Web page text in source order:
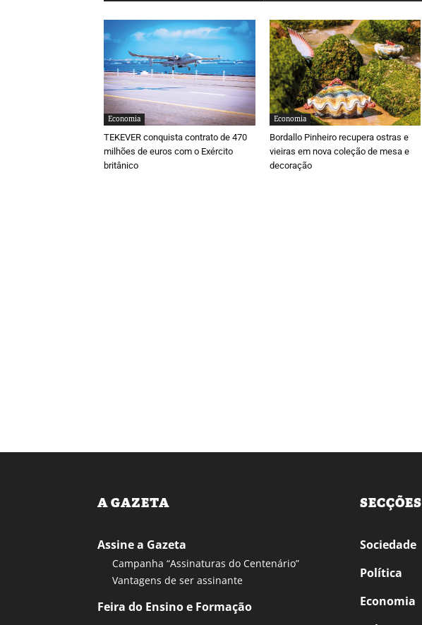
Economia
TEKEVER conquista contrato de 470
milhões de euros com o Exército
britânico
Economia
Bordallo Pinheiro recupera ostras e
vieiras em nova coleção de mesa e
decoração
A GAZETA
Assine a Gazeta
Campanha “Assinaturas do Centenário”
Vantagens de ser assinante
Feira do Ensino e Formação
SECÇÕES
Sociedade
Política
Economia